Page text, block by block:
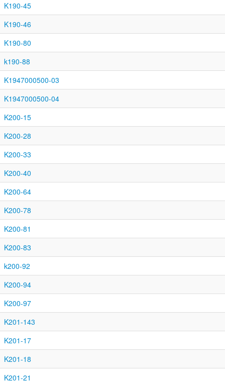
K190-45
K190-46
K190-80
k190-88
K1947000500-03
K1947000500-04
K200-15
K200-28
K200-33
K200-40
K200-64
K200-78
K200-81
K200-83
k200-92
K200-94
K200-97
K201-143
K201-17
K201-18
K201-21